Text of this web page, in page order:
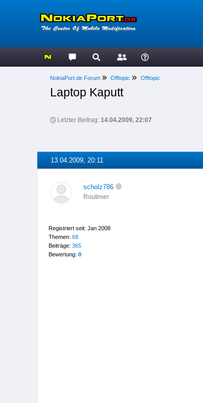
NokiaPort.de Forum Offtopic Offtopic
Laptop Kaputt
Letzter Beitrag: 14.04.2009, 22:07
13.04.2009, 20:11
scholz786
Routinier
Registriert seit: Jan 2008
Themen: 68
Beiträge: 365
Bewertung: 0